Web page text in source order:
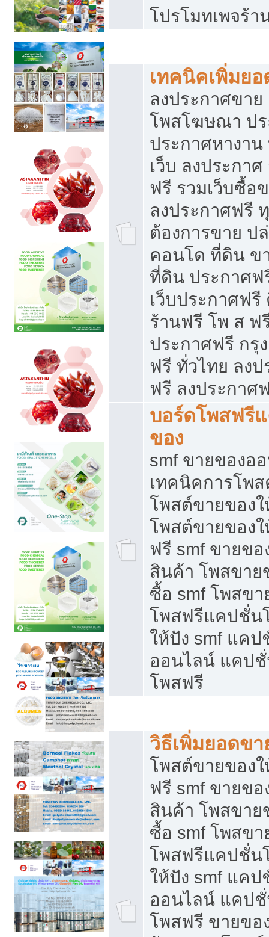
โปรโมทเพจร้า
เทคนิคเพิ่มย
ลงประกาศขา
โพสโฆษณา ป
ประกาศหางา
เว็บ ลงประกา
ฟรี รวมเว็บซื้อ
ลงประกาศฟรี
ต้องการขาย ป
คอนโด ที่ดิน ข
ที่ดิน ประกาศฟ
เว็บประกาศฟ
ร้านฟรี โพ ส ฟ
ประกาศฟรี กรุ
ฟรี ทั่วไทย ลง
ฟรี ลงประกาศ
บอร์ดโพสฟรี
ของ
smf ขายของอ
เทคนิคการโพ
โพสต์ขายของ
โพสต์ขายของ
ฟรี smf ขายข
สินค้า โพสขาย
ซื้อ smf โพสข
โพสฟรีแคปชั่น
ให้ปัง smf แค
ออนไลน์ แคป
โพสฟรี
วิธีเพิ่มยอดข
โพสต์ขายของ
ฟรี smf ขายข
สินค้า โพสขาย
ซื้อ smf โพสข
โพสฟรีแคปชั่น
ให้ปัง smf แค
ออนไลน์ แคป
โพสฟรี ขายขอ